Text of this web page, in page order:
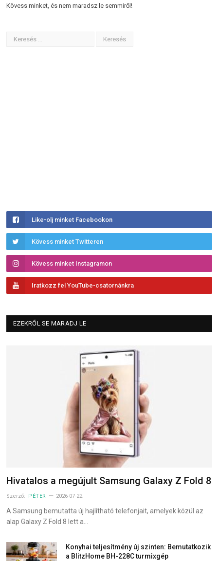
Kövess minket, és nem maradsz le semmiről!
Like-olj minket Facebookon
Kövess minket Twitteren
Kövess minket Instagramon
Iratkozz fel YouTube-csatornánkra
EZEKRŐL SE MARADJ LE
Hivatalos a megújult Samsung Galaxy Z Fold 8
Szerző: PÉTER 2026-07-22
A Samsung bemutatta új hajlítható telefonjait, amelyek közül az
alap Galaxy Z Fold 8 lett a…
Konyhai teljesítmény új szinten: Bemutatkozik
a BlitzHome BH-228C turmixgép